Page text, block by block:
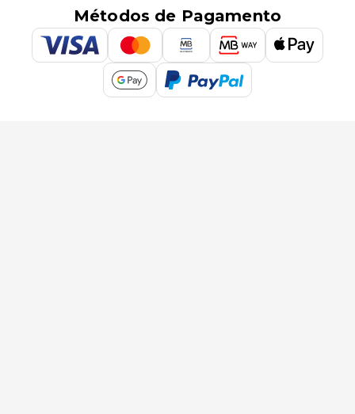
Métodos de Pagamento